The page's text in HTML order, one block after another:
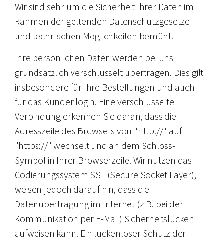
Wir sind sehr um die Sicherheit Ihrer Daten im
Rahmen der geltenden Datenschutzgesetze
und technischen Möglichkeiten bemüht.
Ihre persönlichen Daten werden bei uns
grundsätzlich verschlüsselt übertragen. Dies gilt
insbesondere für Ihre Bestellungen und auch
für das Kundenlogin. Eine verschlüsselte
Verbindung erkennen Sie daran, dass die
Adresszeile des Browsers von "http://" auf
"https://" wechselt und an dem Schloss-
Symbol in Ihrer Browserzeile. Wir nutzen das
Codierungssystem SSL (Secure Socket Layer),
weisen jedoch darauf hin, dass die
Datenübertragung im Internet (z.B. bei der
Kommunikation per E-Mail) Sicherheitslücken
aufweisen kann. Ein lückenloser Schutz der